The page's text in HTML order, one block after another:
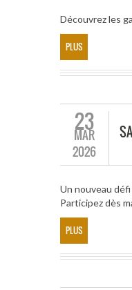
Découvrez les
PLUS
23
MAR
2026
Un nouveau
Participez dès
PLUS